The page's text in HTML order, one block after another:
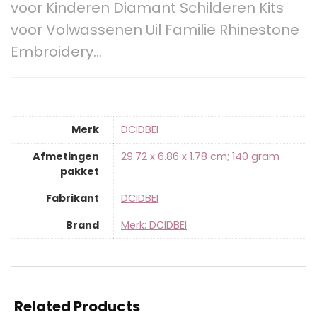
voor Kinderen Diamant Schilderen Kits
voor Volwassenen Uil Familie Rhinestone
Embroidery…
Merk
‎DCIDBEI
Afmetingen
pakket
‎29.72 x 6.86 x 1.78 cm; 140 gram
Fabrikant
‎DCIDBEI
Brand
Merk: DCIDBEI
Related Products